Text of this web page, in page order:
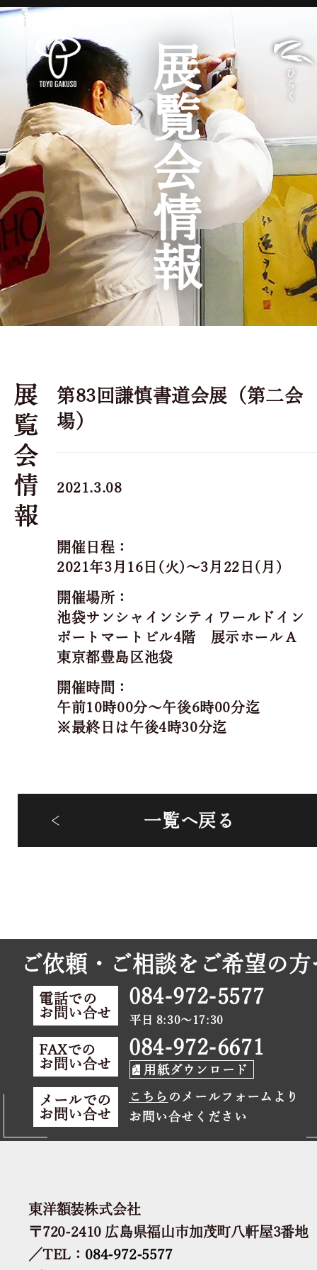
展覧会情報
第83回謙慎書道会展（第二会
場）
2021.3.08
開催日程：
2021年3月16日(火)～3月22日(月)
開催場所：
池袋サンシャインシティワールドイン
ポートマートビル4階 展示ホールＡ
東京都豊島区池袋
開催時間：
午前10時00分～午後6時00分迄
※最終日は午後4時30分迄
一覧へ戻る
ご依頼・ご相談をご希望の方
電話での
お問い合せ
084-972-5577
平日 8:30～17:30
FAXでの
お問い合せ
084-972-6671
用紙ダウンロード
メールでの
お問い合せ
こちら のメールフォームより
お問い合せください
東洋額装株式会社
〒720-2410 広島県福山市加茂町八軒屋3番地
／TEL： 084-972-5577